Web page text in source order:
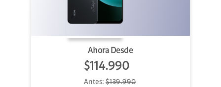
Ahora Desde
$114.990
Antes: $139.990